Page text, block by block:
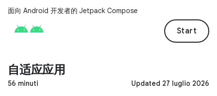
面向 Android 开发者的 Jetpack Compose
Start
自适应应用
56 minuti
Updated 27 luglio 2026